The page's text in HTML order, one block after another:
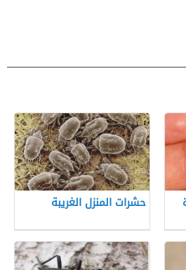
حشرات المنزل الغريبة